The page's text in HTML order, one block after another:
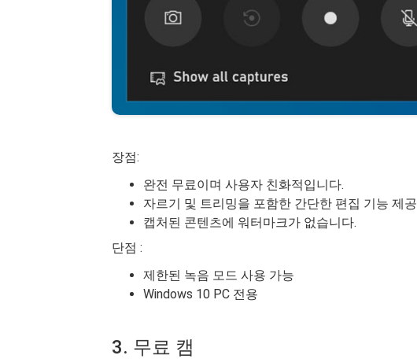
장점:
완전 무료이며 사용자 친화적입니다.
자르기 및 트리밍을 포함한 간단한 편집 기능 제공
캡처된 콘텐츠에 워터마크가 없습니다.
단점 :
제한된 녹음 모드 사용 가능
Windows 10 PC 전용
3. 무료 캠